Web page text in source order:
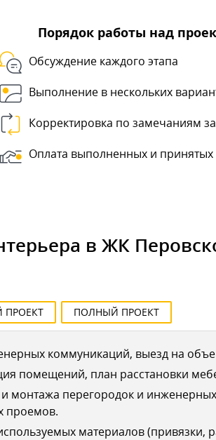
Порядок работы над
Обсуждение каждого этапа
Выполнение в нескольких
Корректировка по замечаниям
Оплата выполненных и принятых
в ЖК
ПРОЕКТ ПОЛНЫЙ ПРОЕКТ
коммуникаций, выезд на
помещений, план расстановки
монтажа перегородок и
проемов.
материалов (привязки,